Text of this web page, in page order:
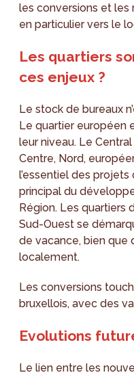
les conversions et les
en particulier vers le
Les quartiers
ces enjeux ?
Le stock de bureaux
Le quartier européen
leur niveau. Le
Centre, Nord,
l’essentiel des
principal du
Région. Les quartiers
Sud-Ouest se
de vacance, bien que
localement.
Les conversions
bruxellois, avec des
Evolutions
Le lien entre les